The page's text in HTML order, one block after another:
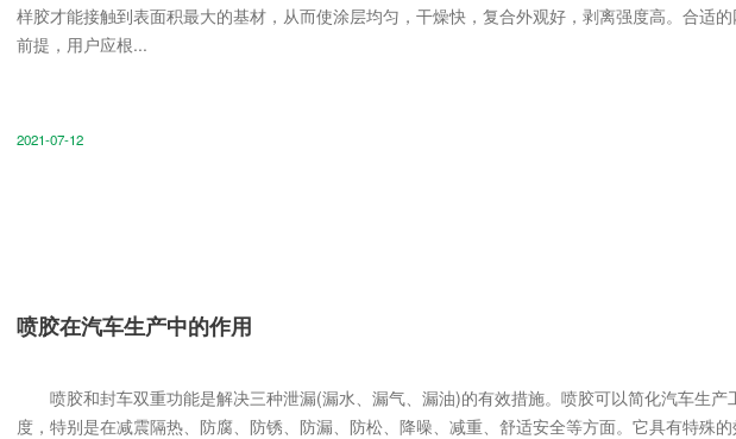
样胶才能接触到表面积最大的基材，从而使涂层均匀，干燥快，复合外观好，剥离强度高。合适
前提，用户应根...
2021-07-12
喷胶在汽车生产中的作用
喷胶和封车双重功能是解决三种泄漏(漏水、漏气、漏油)的有效措施。喷胶可以简化汽车生产
度，特别是在减震隔热、防腐、防锈、防漏、防松、降噪、减重、舒适安全等方面。它具有特殊